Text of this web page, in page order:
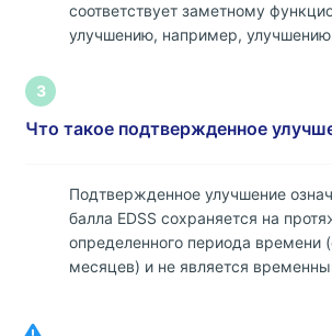
соответствует заметному
улучшению, например,
3
Что такое подтвержденное
Подтвержденное улучшение
балла EDSS сохраняется на
определенного периода времени
месяцев) и не является